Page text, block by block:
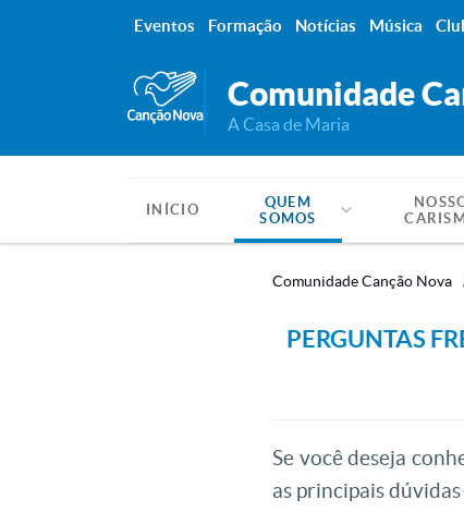
Comunidade
A Casa de Maria
INÍCIO
QUEM
SOMOS
Comunidade Canção Nova
PERGUNTAS
Se você deseja
as principais
Eventos Formação Notícias Música